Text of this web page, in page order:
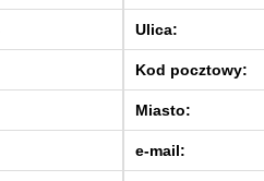
Ulica:
Kod pocztowy:
Miasto:
e-mail: